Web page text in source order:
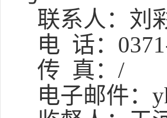
联系人：刘
电 话：
传 真： /
电子邮件：